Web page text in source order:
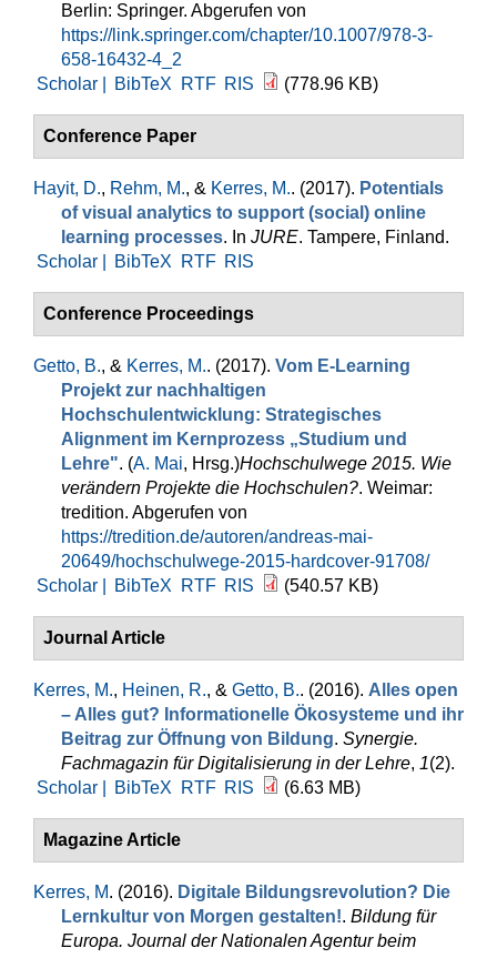
Berlin: Springer. Abgerufen von
https://link.springer.com/chapter/10.1007/978-3-
658-16432-4_2
Scholar |
BibTeX RTF RIS (778.96 KB)
Conference Paper
Hayit, D., Rehm, M., & Kerres, M.. (2017). Potentials
of visual analytics to support (social) online
learning processes. In JURE. Tampere, Finland.
Scholar |
BibTeX RTF RIS
Conference Proceedings
Getto, B., & Kerres, M.. (2017). Vom E-Learning
Projekt zur nachhaltigen
Hochschulentwicklung: Strategisches
Alignment im Kernprozess „Studium und
Lehre". (A. Mai, Hrsg.)Hochschulwege 2015. Wie
verändern Projekte die Hochschulen?. Weimar:
tredition. Abgerufen von
https://tredition.de/autoren/andreas-mai-
20649/hochschulwege-2015-hardcover-91708/
Scholar |
BibTeX RTF RIS (540.57 KB)
Journal Article
Kerres, M., Heinen, R., & Getto, B.. (2016). Alles open
– Alles gut? Informationelle Ökosysteme und ihr
Beitrag zur Öffnung von Bildung. Synergie.
Fachmagazin für Digitalisierung in der Lehre, 1(2).
Scholar |
BibTeX RTF RIS (6.63 MB)
Magazine Article
Kerres, M. (2016). Digitale Bildungsrevolution? Die
Lernkultur von Morgen gestalten!. Bildung für
Europa. Journal der Nationalen Agentur beim